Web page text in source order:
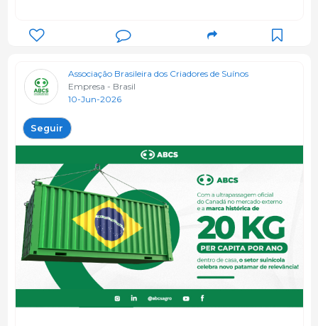
Associação Brasileira dos Criadores de Suínos
Empresa - Brasil
10-Jun-2026
Seguir